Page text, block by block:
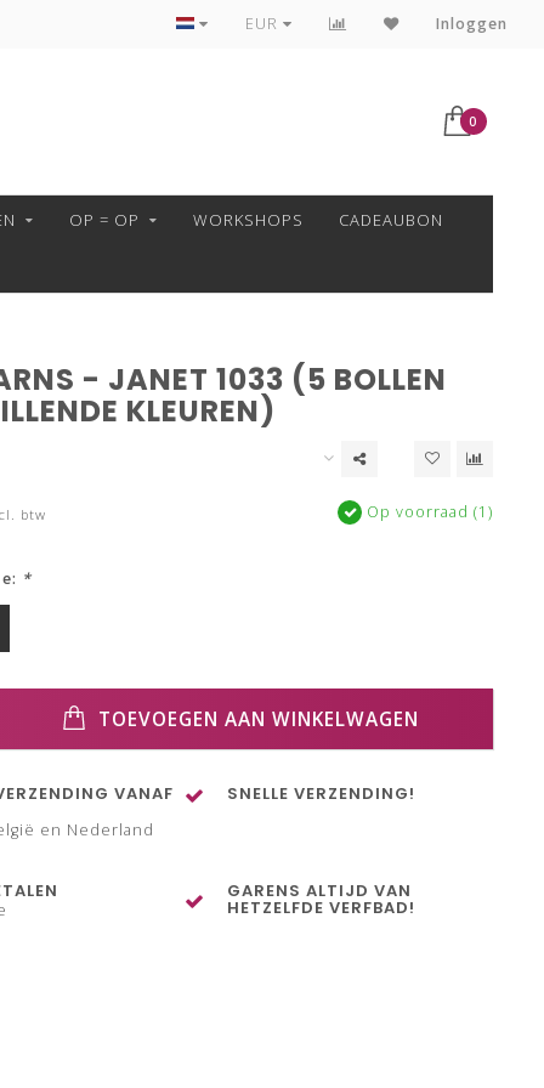
VEILIG BETALEN MET MOLLIE!
EUR Inloggen
0
OP = OP WORKSHOPS CADEAUBON
- JANET 1033 (5 BOLLEN
KLEUREN)
btw Op voorraad (1)
*
TOEVOEGEN AAN WINKELWAGEN
VANAF
en Nederland
SNELLE VERZENDING!
GARENS ALTIJD VAN
HETZELFDE VERFBAD!